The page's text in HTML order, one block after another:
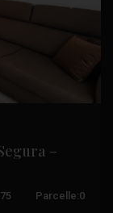
Suivant
–
75 Parcelle:0